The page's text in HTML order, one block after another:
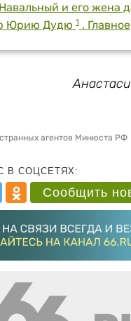
и его жена
Юрию Дудю 1 . Главное
агентов Минюста РФ
В СОЦСЕТЯХ:
Сообщить